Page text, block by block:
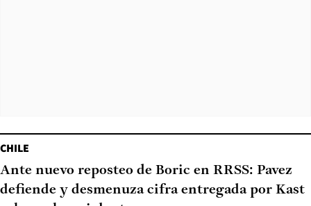
CHILE
Ante nuevo reposteo de Boric en RRSS: Pavez
defiende y desmenuza cifra entregada por Kast